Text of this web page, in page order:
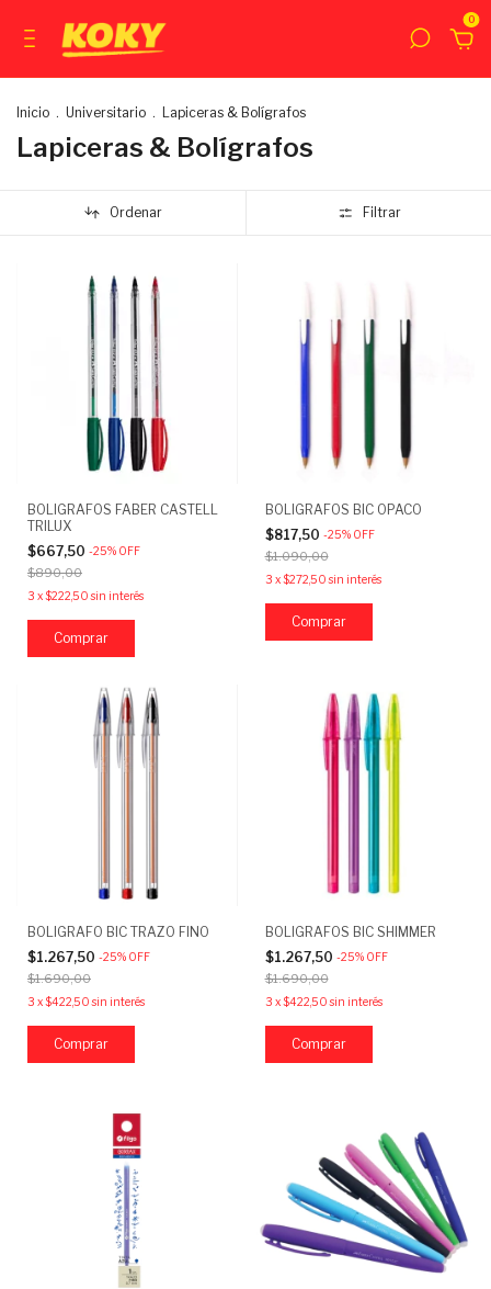
0
Inicio . Universitario . Lapiceras & Bolígrafos
Lapiceras & Bolígrafos
Ordenar Filtrar
BOLIGRAFOS FABER CASTELL
TRILUX
$667,50 -25% OFF
$890,00
3 x$222,50 sin interés
Comprar
BOLIGRAFOS BIC OPACO
$817,50 -25% OFF
$1.090,00
3 x$272,50 sin interés
Comprar
BOLIGRAFO BIC TRAZO FINO
$1.267,50 -25% OFF
$1.690,00
3 x$422,50 sin interés
Comprar
BOLIGRAFOS BIC SHIMMER
$1.267,50 -25% OFF
$1.690,00
3 x$422,50 sin interés
Comprar